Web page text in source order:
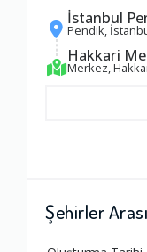
İstanbul
Pendik,
Hakkari
Merkez,
Şehirler